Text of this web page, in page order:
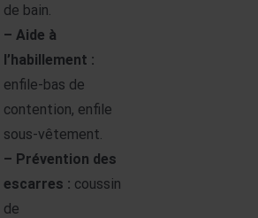
de bain.
– Aide à
l’habillement :
enfile-bas de
contention, enfile
sous-vêtement.
– Prévention des
escarres : coussin
de